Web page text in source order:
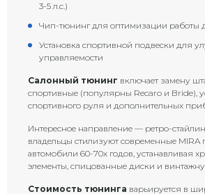
3-5 л.с.)
Чип-тюнинг для оптимизации работы
Установка спортивной подвески для
управляемости
Салонный тюнинг включает замену
спортивные (популярны Recaro и Bride),
спортивного руля и дополнительных
Интересное направление — ретро-
владельцы стилизуют современные MIRA
автомобили 60-70х годов, устанавливая
элементы, спицованные диски и
Стоимость тюнинга варьируется в